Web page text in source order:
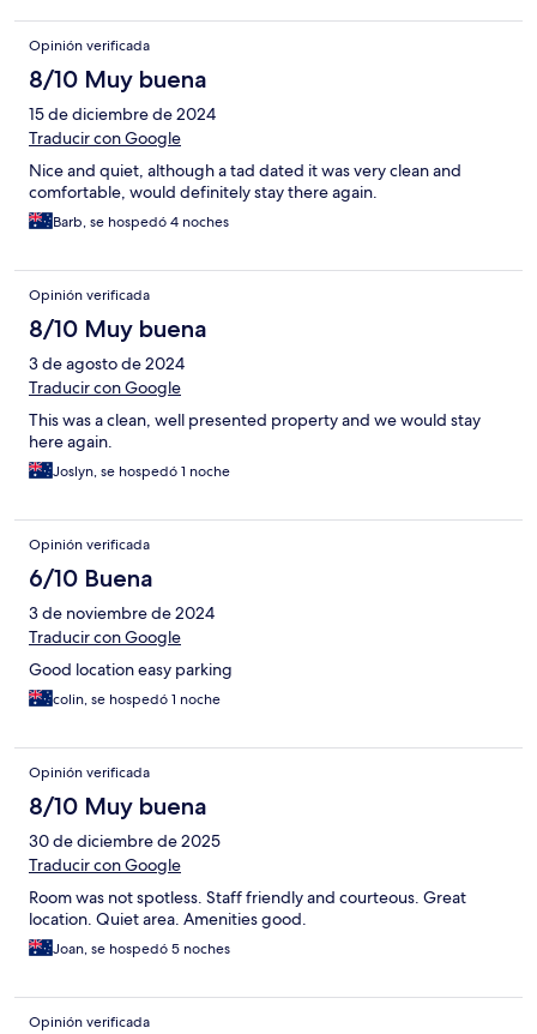
Opinión verificada
8/10 Muy buena
15 de diciembre de 2024
Traducir con Google
Nice and quiet, although a tad dated it was very clean and
comfortable, would definitely stay there again.
Barb, se hospedó 4 noches
Opinión verificada
8/10 Muy buena
3 de agosto de 2024
Traducir con Google
This was a clean, well presented property and we would stay
here again.
Joslyn, se hospedó 1 noche
Opinión verificada
6/10 Buena
3 de noviembre de 2024
Traducir con Google
Good location easy parking
colin, se hospedó 1 noche
Opinión verificada
8/10 Muy buena
30 de diciembre de 2025
Traducir con Google
Room was not spotless. Staff friendly and courteous. Great
location. Quiet area. Amenities good.
Joan, se hospedó 5 noches
Opinión verificada